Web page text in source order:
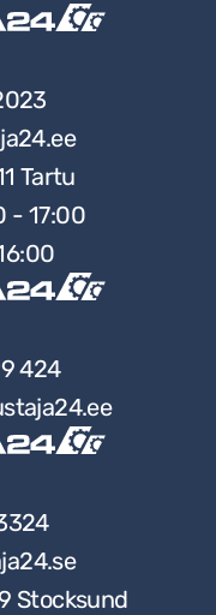
Tartu
- 17:00
424
Stocksund